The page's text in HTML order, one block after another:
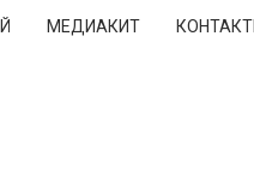
МЕДИАКИТ